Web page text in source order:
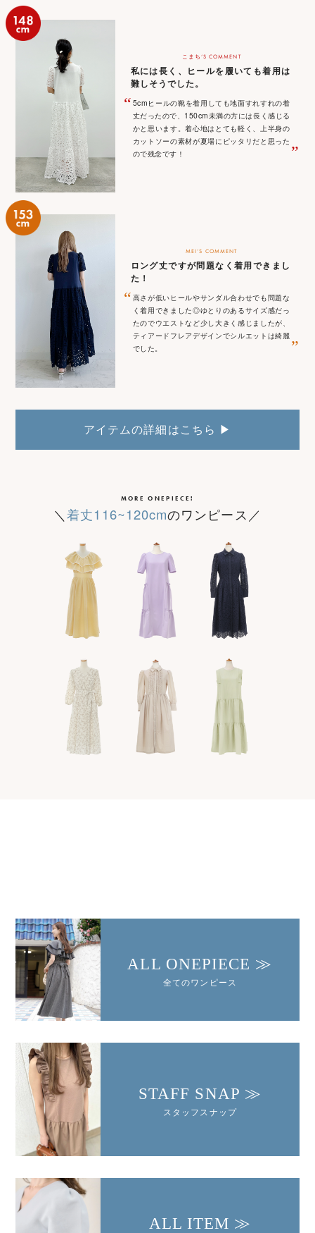
こまち‘S COMMENT
私には長く、ヒールを履いても着用は
難しそうでした。
5cmヒールの靴を着用しても地面すれすれの着
丈だったので、150cm未満の方には長く感じる
かと思います。着心地はとても軽く、上半身の
カットソーの素材が夏場にピッタリだと思った
ので残念です！
“
”
MEI‘S COMMENT
ロング丈ですが問題なく着用できまし
た！
高さが低いヒールやサンダル合わせでも問題な
く着用できました◎ゆとりのあるサイズ感だっ
たのでウエストなど少し大きく感じましたが、
ティアードフレアデザインでシルエットは綺麗
でした。
“
”
アイテムの詳細はこちら ▶
MORE ONEPIECE!
＼着丈116~120cmのワンピース／
ALL ONEPIECE ≫
全てのワンピース
STAFF SNAP ≫
スタッフスナップ
ALL ITEM ≫